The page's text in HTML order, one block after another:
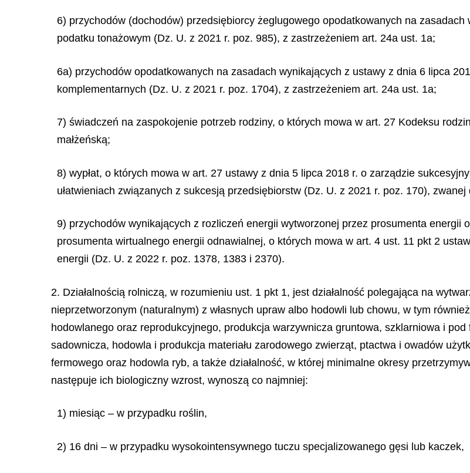
6) przychodów (dochodów) przedsiębiorcy żeglugowego opodatkowanych na
podatku tonażowym (Dz. U. z 2021 r. poz. 985), z zastrzeżeniem art. 24a ust. 1a;
6a) przychodów opodatkowanych na zasadach wynikających z ustawy z dnia 6 lipca
komplementarnych (Dz. U. z 2021 r. poz. 1704), z zastrzeżeniem art. 24a ust. 1a;
7) świadczeń na zaspokojenie potrzeb rodziny, o których mowa w art. 27 Kodeksu
małżeńską;
8) wypłat, o których mowa w art. 27 ustawy z dnia 5 lipca 2018 r. o zarządzie
ułatwieniach związanych z sukcesją przedsiębiorstw (Dz. U. z 2021 r. poz. 170),
9) przychodów wynikających z rozliczeń energii wytworzonej przez prosumenta energii
prosumenta wirtualnego energii odnawialnej, o których mowa w art. 4 ust. 11 pkt 2
energii (Dz. U. z 2022 r. poz. 1378, 1383 i 2370).
2. Działalnością rolniczą, w rozumieniu ust. 1 pkt 1, jest działalność polegająca na
nieprzetworzonym (naturalnym) z własnych upraw albo hodowli lub chowu, w tym
hodowlanego oraz reprodukcyjnego, produkcja warzywnicza gruntowa, szklarniowa i
sadownicza, hodowla i produkcja materiału zarodowego zwierząt, ptactwa i owadów
fermowego oraz hodowla ryb, a także działalność, w której minimalne okresy
następuje ich biologiczny wzrost, wynoszą co najmniej:
1) miesiąc – w przypadku roślin,
2) 16 dni – w przypadku wysokointensywnego tuczu specjalizowanego gęsi lub kaczek,